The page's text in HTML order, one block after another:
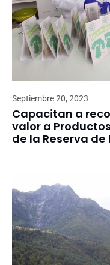
Septiembre 20, 2023
Capacitan a
valor a
de la Reserva de